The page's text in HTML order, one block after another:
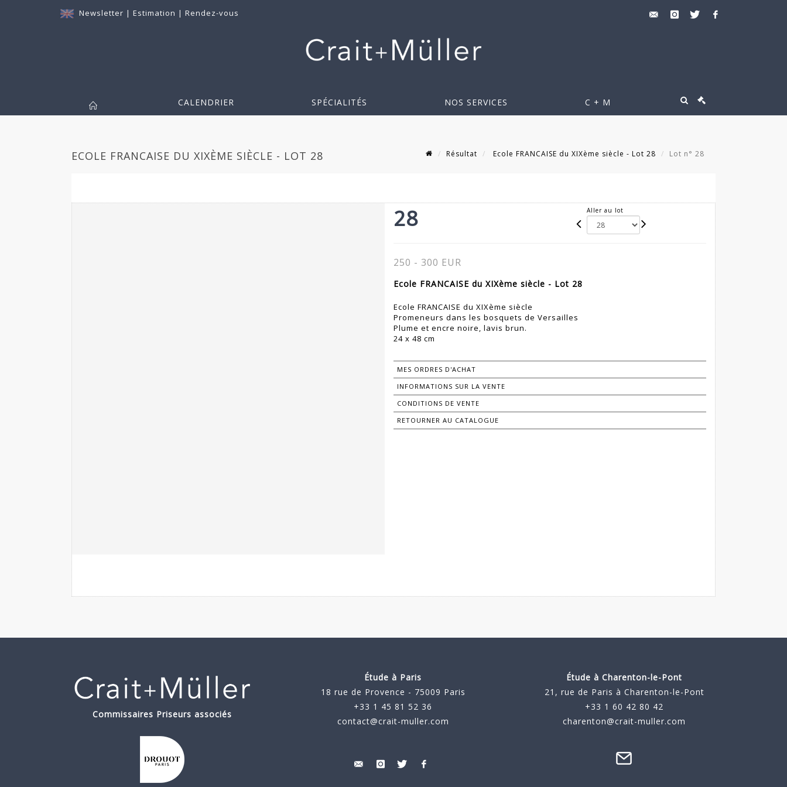
Newsletter | Estimation | Rendez-vous
CALENDRIER SPÉCIALITÉS NOS SERVICES C + M
ECOLE FRANCAISE DU XIXÈME SIÈCLE - LOT 28 Résultat Ecole FRANCAISE du XIXème siècle - Lot 28 Lot n° 28
28 Aller au lot
250 - 300 EUR
Ecole FRANCAISE du XIXème siècle - Lot 28
Ecole FRANCAISE du XIXème siècle
Promeneurs dans les bosquets de Versailles
Plume et encre noire, lavis brun.
24 x 48 cm
MES ORDRES D'ACHAT
INFORMATIONS SUR LA VENTE
CONDITIONS DE VENTE
RETOURNER AU CATALOGUE
Commissaires Priseurs associés
Étude à Paris
18 rue de Provence - 75009 Paris
+33 1 45 81 52 36
contact@crait-muller.com
Étude àCharenton-le-Pont
21, rue de Paris à Charenton-le-Pont
+33 1 60 42 80 42
charenton@crait-muller.com